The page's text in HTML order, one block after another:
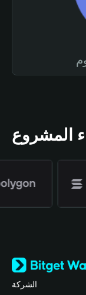
المشروع
الشركة